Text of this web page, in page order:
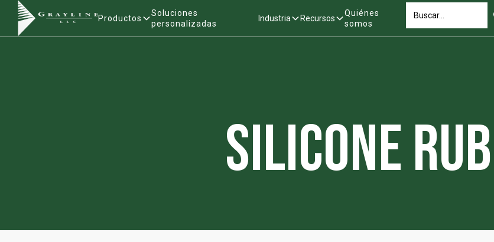
Productos
Soluciones
personalizadas
Industria Recursos
Quiénes
somos
Silicone